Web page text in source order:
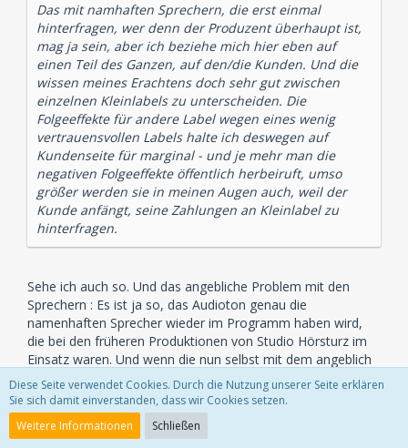
Das mit namhaften Sprechern, die erst einmal
hinterfragen, wer denn der Produzent überhaupt ist,
mag ja sein, aber ich beziehe mich hier eben auf
einen Teil des Ganzen, auf den/die Kunden. Und die
wissen meines Erachtens doch sehr gut zwischen
einzelnen Kleinlabels zu unterscheiden. Die
Folgeeffekte für andere Label wegen eines wenig
vertrauensvollen Labels halte ich deswegen auf
Kundenseite für marginal - und je mehr man die
negativen Folgeeffekte öffentlich herbeiruft, umso
größer werden sie in meinen Augen auch, weil der
Kunde anfängt, seine Zahlungen an Kleinlabel zu
hinterfragen.
Sehe ich auch so. Und das angebliche Problem mit den
Sprechern : Es ist ja so, das Audioton genau die
namenhaften Sprecher wieder im Programm haben wird,
die bei den früheren Produktionen von Studio Hörsturz im
Einsatz waren. Und wenn die nun selbst mit dem angeblich
so rufschädigendem Kleinlabel wieder zusammenarbeiten,
kann es ja so schlimm nicht sein.
Diese Seite verwendet Cookies. Durch die Nutzung unserer Seite erklären
Sie sich damit einverstanden, dass wir Cookies setzen.
Weitere Informationen
Schließen